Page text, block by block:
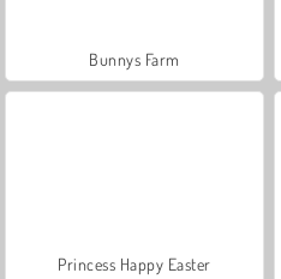
Bunnys Farm
Princess Happy Easter